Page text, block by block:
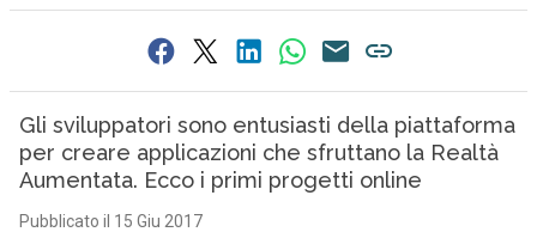
Gli sviluppatori sono entusiasti della piattaforma
per creare applicazioni che sfruttano la Realtà
Aumentata. Ecco i primi progetti online
Pubblicato il 15 Giu 2017